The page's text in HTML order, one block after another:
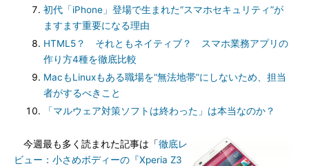
初代「iPhone」登場で生まれた“スマホセキュリティ”が
ますます重要になる理由
HTML5？ それともネイティブ？ スマホ業務アプリの
作り方4種を徹底比較
MacもLinuxもある職場を“無法地帯”にしないため、担当
者がするべきこと
「マルウェア対策ソフトは終わった」は本当なのか？
今週最も多く読まれた記事は「徹底レ
ビュー：小さめボディーの『Xperia Z3